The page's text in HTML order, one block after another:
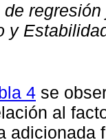
y
4 se
al
adicionada